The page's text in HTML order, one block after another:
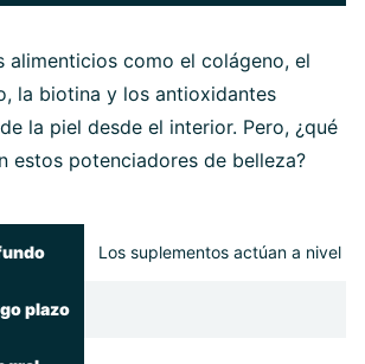
alimenticios como el colágeno, el
la biotina y los antioxidantes
la piel desde el interior. Pero, ¿qué
estos potenciadores de belleza?
Los suplementos actúan a nivel
plazo